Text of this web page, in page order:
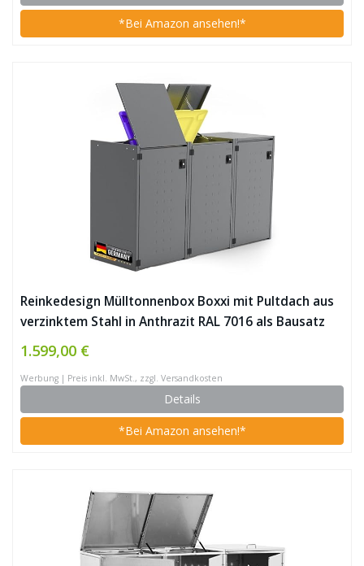
*Bei Amazon ansehen!*
Reinkedesign Mülltonnenbox Boxxi mit Pultdach aus
verzinktem Stahl in Anthrazit RAL 7016 als Bausatz
(3X 240l)
1.599,00 €
Werbung | Preis inkl. MwSt., zzgl. Versandkosten
Details
*Bei Amazon ansehen!*